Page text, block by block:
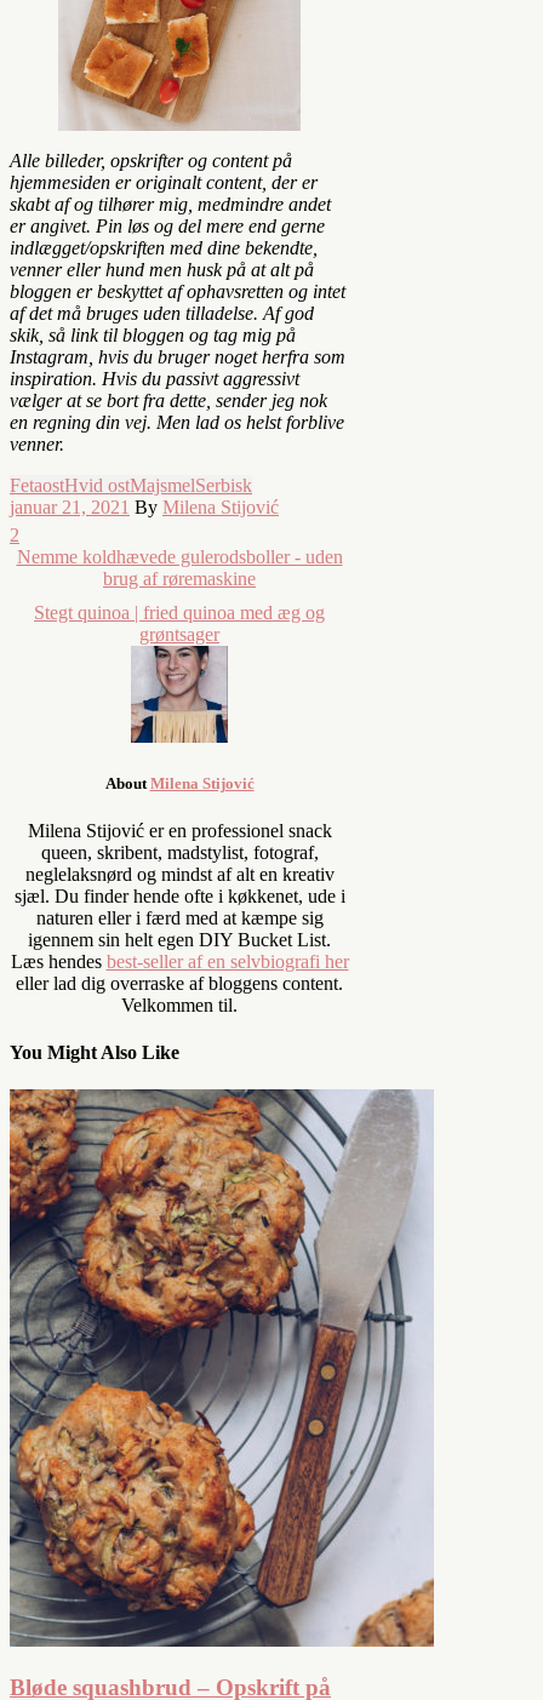
Alle billeder, opskrifter og content på
hjemmesiden er originalt content, der er
skabt af og tilhører mig, medmindre andet
er angivet. Pin løs og del mere end gerne
indlægget/opskriften med dine bekendte,
venner eller hund men husk på at alt på
bloggen er beskyttet af ophavsretten og intet
af det må bruges uden tilladelse. Af god
skik, så link til bloggen og tag mig på
Instagram, hvis du bruger noget herfra som
inspiration. Hvis du passivt aggressivt
vælger at se bort fra dette, sender jeg nok
en regning din vej. Men lad os helst forblive
venner.
FetaostHvid ostMajsmelSerbisk
januar 21, 2021 By Milena Stijović
2
Nemme koldhævede gulerodsboller - uden
brug af røremaskine
Stegt quinoa | fried quinoa med æg og
grøntsager
About Milena Stijović
Milena Stijović er en professionel snack
queen, skribent, madstylist, fotograf,
neglelaksnørd og mindst af alt en kreativ
sjæl. Du finder hende ofte i køkkenet, ude i
naturen eller i færd med at kæmpe sig
igennem sin helt egen DIY Bucket List.
Læs hendes best-seller af en selvbiografi her
eller lad dig overraske af bloggens content.
Velkommen til.
You Might Also Like
Bløde squashbrud – Opskrift på